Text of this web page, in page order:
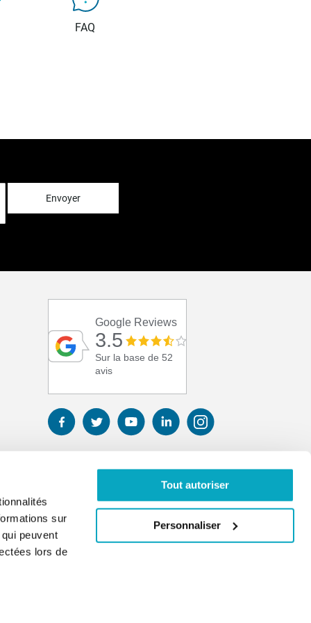
sur
peuvent
lors de
Tout autoriser
Personnaliser
FAQ
Envoyer
Google Reviews
3.5
Sur la base de 52
avis